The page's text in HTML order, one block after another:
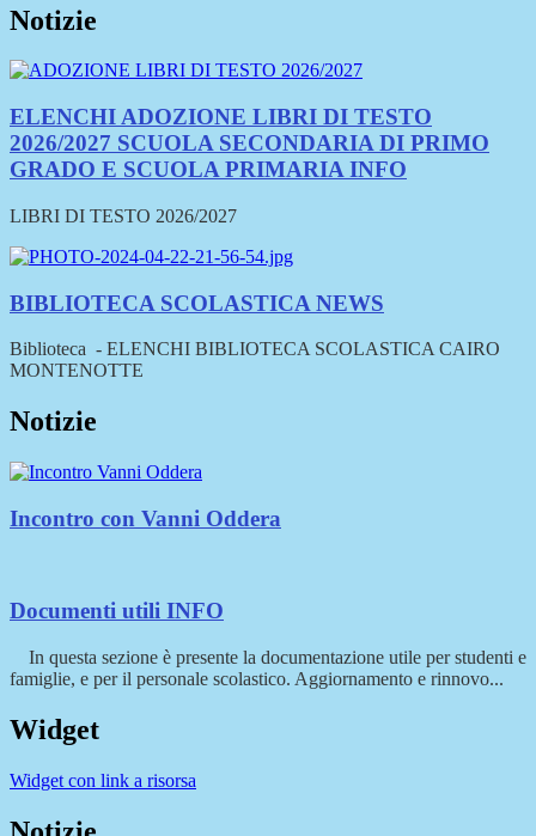
Notizie
ELENCHI ADOZIONE LIBRI DI TESTO
2026/2027 SCUOLA SECONDARIA DI PRIMO
GRADO E SCUOLA PRIMARIA INFO
LIBRI DI TESTO 2026/2027
BIBLIOTECA SCOLASTICA NEWS
Biblioteca - ELENCHI BIBLIOTECA SCOLASTICA CAIRO
MONTENOTTE
Notizie
Incontro con Vanni Oddera
Documenti utili INFO
In questa sezione è presente la documentazione utile per studenti e
famiglie, e per il personale scolastico. Aggiornamento e rinnovo...
Widget
Widget con link a risorsa